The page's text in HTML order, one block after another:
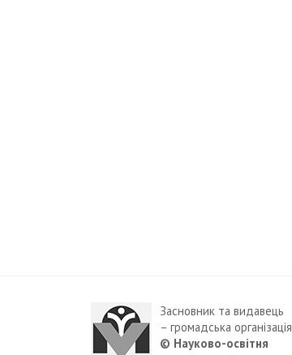
Засновник та видавець
– громадська організація
© Науково-освітня